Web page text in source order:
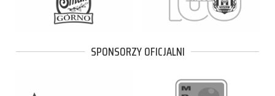
SPONSORZY OFICJALNI